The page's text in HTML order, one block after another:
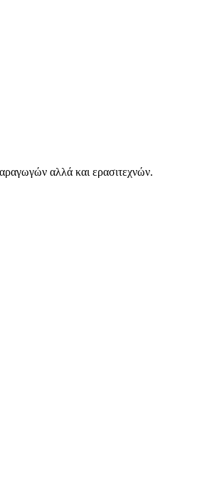
αλλά και ερασιτεχνών.